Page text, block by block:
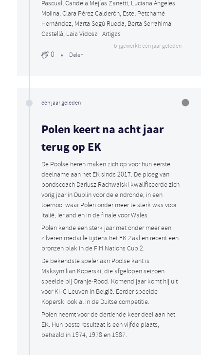
Pascual, Candela Mejías Zanetti, Luciana Ángeles
Molina, Clara Pérez Calderón, Estel Petchamé
Hernández, Marta Segú Rueda, Berta Serrahima
Castellà, Laia Vidosa i Artigas
bijgewerkt: één jaar geleden
0 Delen
één jaar geleden
Polen keert na acht jaar
terug op EK
De Poolse heren maken zich op voor hun eerste
deelname aan het EK sinds 2017. De ploeg van
bondscoach Dariusz Rachwalski kwalificeerde zich
vorig jaar in Dublin voor de eindronde, in een
toernooi waar Polen onder meer te sterk was voor
Italië, Ierland en in de finale voor Wales.
Polen kende een sterk jaar met onder meer een
zilveren medaille tijdens het EK Zaal en recent een
bronzen plak in de FIH Nations Cup 2.
De bekendste speler aan Poolse kant is
Maksymilian Koperski, die afgelopen seizoen
speelde bij Oranje-Rood. Komend jaar komt hij uit
voor KHC Leuven in België. Eerder speelde
Koperski ook al in de Duitse competitie.
Polen neemt voor de dertiende keer deel aan het
EK. Hun beste resultaat is een vijfde plaats,
behaald in 1974, 1978 en 1987.